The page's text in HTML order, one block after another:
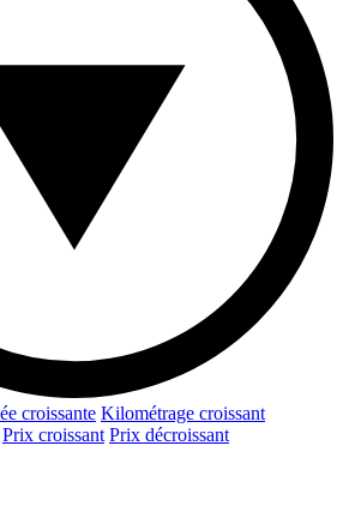
croissante Kilométrage croissant
Prix croissant Prix décroissant